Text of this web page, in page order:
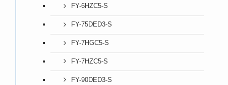
FY-6HZC5-S
FY-75DED3-S
FY-7HGC5-S
FY-7HZC5-S
FY-90DED3-S